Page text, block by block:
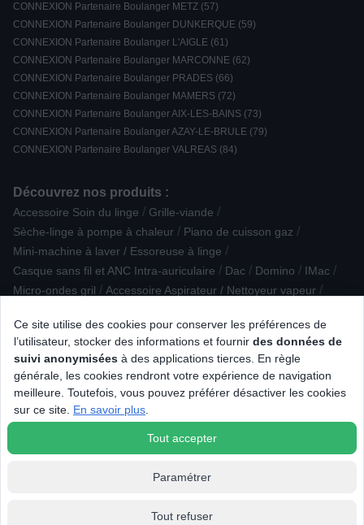
Ce site utilise des cookies pour conserver les préférences de
l’utilisateur, stocker des informations et fournir des données de
suivi anonymisées à des applications tierces. En règle
générale, les cookies rendront votre expérience de navigation
meilleure. Toutefois, vous pouvez préférer désactiver les cookies
sur ce site. En savoir plus
Tout accepter
Paramétrer
Tout refuser
CONNEXION Partenaire Boulanger METZ (57)
CONNEXION Partenaire Boulanger DUNKERQUE (59)
CONNEXION Partenaire Boulanger L'AIGLE (61)
CONNEXION Partenaire Boulanger MARCONNE (62)
CONNEXION Partenaire Boulanger PRADES (66)
CONNEXION Partenaire Boulanger MAMERS (72)
CONNEXION Partenaire Boulanger AIX-LES-BAINS (73)
CONNEXION Partenaire Boulanger AZAY-LE-BRULE (79)
CONNEXION Partenaire Boulanger VALREAS (84)
Découvrez nos produits :
Accessoire Soin du linge / Grille-viande /
Sèche-linge à pompe à chaleur / Piano de cuisson gaz /
Mini-machine à laver / Essoreuse à linge /
Casque sans fil et ANC Intra-auriculaire / Dac / Domino / IMac /
Micro-ondes gril / Accessoire Aspirateur / Nettoyeur vapeur /
Trancheuse / couteau électrique / ouvre-boîte /
Réfrigérateur 2 portes / Enceinte Bibliothèque /
Plaque de cuisson gaz Aide médicale Lave-linge hublot
Tablette iOS Ampoule LED Multiprise parafoudre /
Lave-linge semi-pro / Four Vapeur
Station météo / Purificateur / PC portable / Mixeur
© 2026 Tous droits réservés Connexion.fr